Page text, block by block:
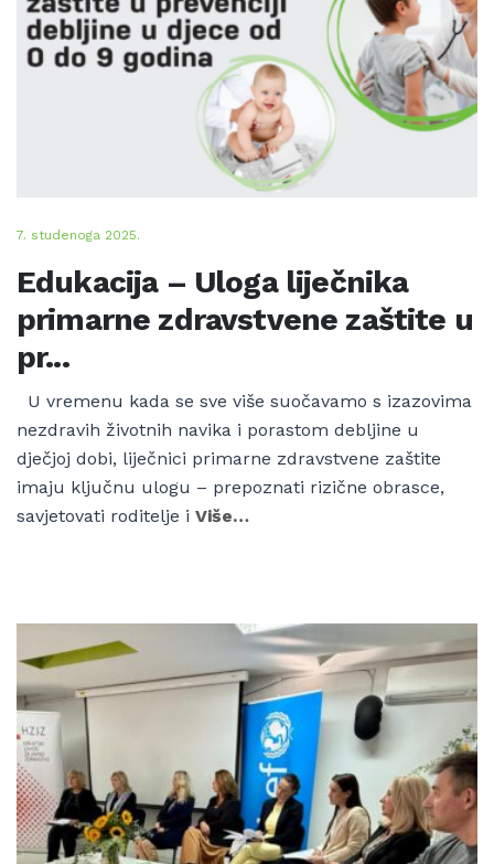
7. studenoga 2025.
Edukacija – Uloga liječnika
primarne zdravstvene zaštite u
pr...
U vremenu kada se sve više suočavamo s izazovima
nezdravih životnih navika i porastom debljine u
dječjoj dobi, liječnici primarne zdravstvene zaštite
imaju ključnu ulogu – prepoznati rizične obrasce,
savjetovati roditelje i Više…